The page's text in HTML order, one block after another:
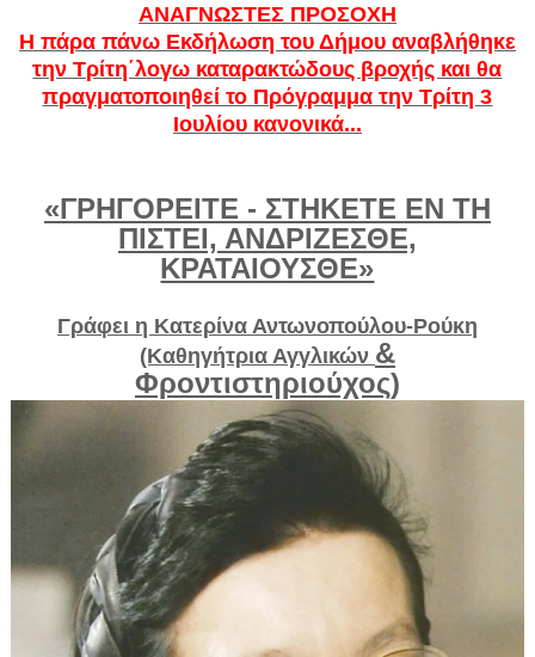
ΑΝΑΓΝΩΣΤΕΣ ΠΡΟΣΟΧΗ
Η πάρα πάνω Εκδήλωση του Δήμου αναβλήθηκε
την Τρίτη΄λογω καταρακτώδους βροχής και θα
πραγματοποιηθεί το Πρόγραμμα την Τρίτη 3
Ιουλίου κανονικά...
«ΓΡΗΓΟΡΕΙΤΕ - ΣΤΗΚΕΤΕ ΕΝ ΤΗ
ΠΙΣΤΕΙ, ΑΝΔΡΙΖΕΣΘΕ,
ΚΡΑΤΑΙΟΥΣΘΕ»
Γράφει η Κατερίνα Αντωνοπούλου-Ρούκη
(Καθηγήτρια Αγγλικών &
Φροντιστηριούχος)